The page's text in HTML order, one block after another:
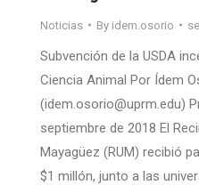
Noticias By idem.osorio
Subvención de la USDA
Ciencia Animal Por Ídem
(idem.osorio@uprm.edu)
septiembre de 2018 El
Mayagüez (RUM) recibió
$1 millón, junto a las